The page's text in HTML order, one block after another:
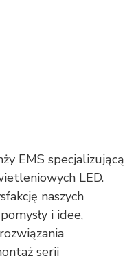
EMS specjalizującą
LED.
naszych
i idee,
serii